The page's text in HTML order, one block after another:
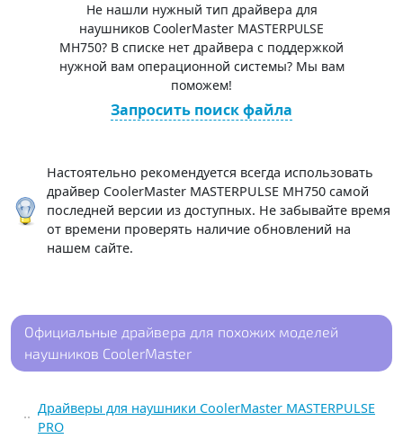
Не нашли нужный тип драйвера для
наушников CoolerMaster MASTERPULSE
MH750? В списке нет драйвера с поддержкой
нужной вам операционной системы? Мы вам
поможем!
Запросить поиск файла
Настоятельно рекомендуется всегда использовать
драйвер CoolerMaster MASTERPULSE MH750 самой
последней версии из доступных. Не забывайте время
от времени проверять наличие обновлений на
нашем сайте.
Официальные драйвера для похожих моделей
наушников CoolerMaster
Драйверы для наушники CoolerMaster MASTERPULSE
PRO